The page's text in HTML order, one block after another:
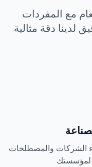
مع المفردات
دقة مثالية
الشركات والمصطلحات
لمؤسستك